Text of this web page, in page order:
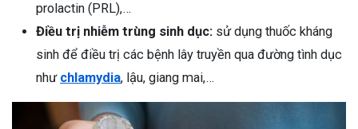
prolactin (PRL),…
Điều trị nhiễm trùng sinh dục: sử dụng thuốc kháng
sinh để điều trị các bệnh lây truyền qua đường tình dục
như chlamydia, lậu, giang mai,…